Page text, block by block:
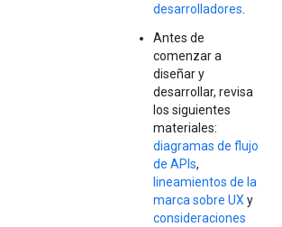
desarrolladores.
Antes de
comenzar a
diseñar y
desarrollar, revisa
los siguientes
materiales:
diagramas de flujo
de APIs,
lineamientos de la
marca sobre UXy
consideraciones